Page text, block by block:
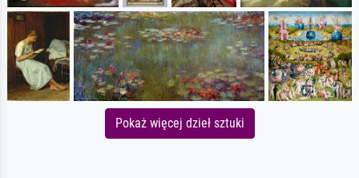
Pokaż więcej dzieł sztuki